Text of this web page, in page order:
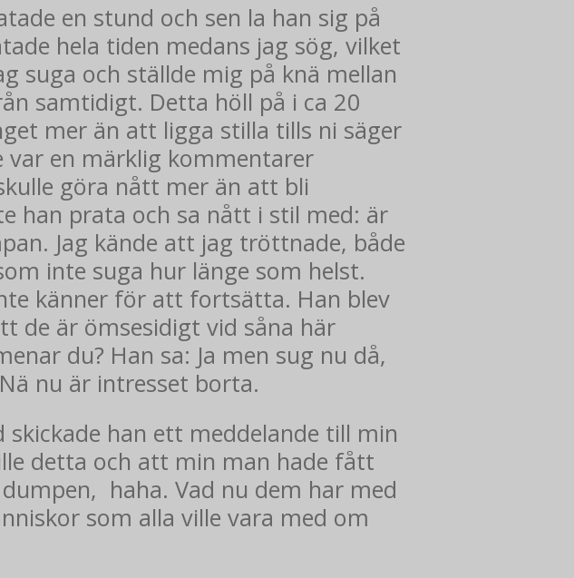
en stund och sen la han sig på
hela tiden medans jag sög, vilket
suga och ställde mig på knä mellan
samtidigt. Detta höll på i ca 20
mer än att ligga stilla tills ni säger
en märklig kommentarer
göra nått mer än att bli
han prata och sa nått i stil med: är
Jag kände att jag tröttnade, både
inte suga hur länge som helst.
känner för att fortsätta. Han blev
de är ömsesidigt vid såna här
du? Han sa: Ja men sug nu då,
nu är intresset borta.
han ett meddelande till min
detta och att min man hade fått
haha. Vad nu dem har med
som alla ville vara med om